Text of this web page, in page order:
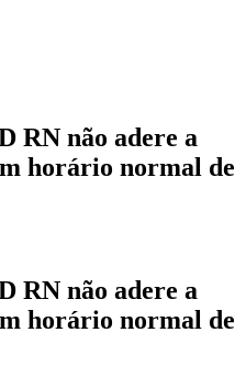
RN não adere a
horário normal de
RN não adere a
horário normal de